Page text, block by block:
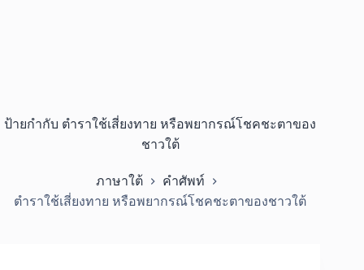
ป้ายกำกับ ตำราใช้เสี่ยงทาย หรือพยากรณ์โชคชะตาของ
ชาวใต้
ภาษาใต้
คำศัพท์
ตำราใช้เสี่ยงทาย หรือพยากรณ์โชคชะตาของชาวใต้